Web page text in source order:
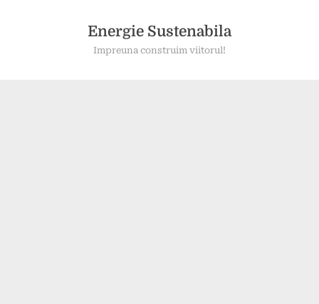
Energie Sustenabila
Impreuna construim viitorul!